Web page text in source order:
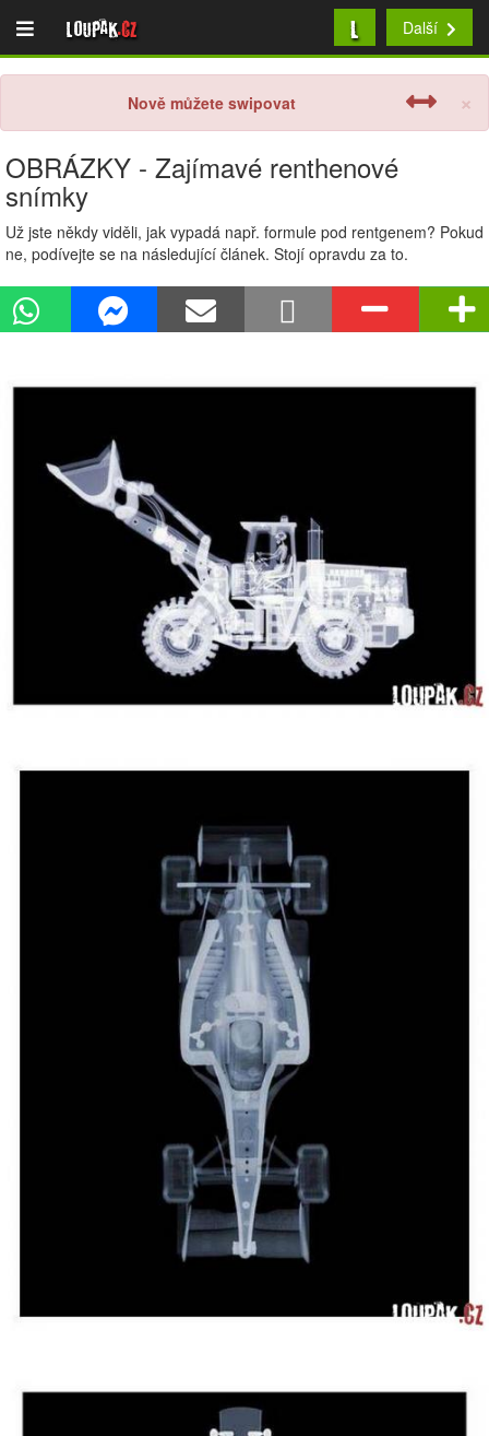
Loupak.cz L Další
×
Nově můžete swipovat
OBRÁZKY - Zajímavé renthenové
snímky
Už jste někdy viděli, jak vypadá např. formule pod rentgenem? Pokud
ne, podívejte se na následující článek. Stojí opravdu za to.